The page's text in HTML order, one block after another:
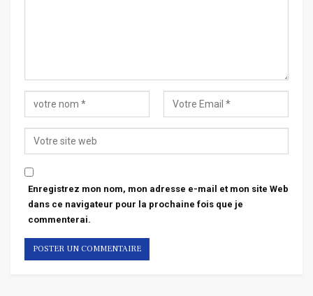
Enregistrez mon nom, mon adresse e-mail et mon site Web
dans ce navigateur pour la prochaine fois que je
commenterai.